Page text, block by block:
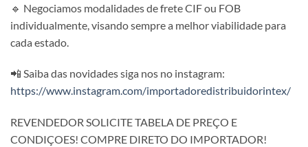
🔹 Negociamos modalidades de frete CIF ou FOB
individualmente, visando sempre a melhor viabilidade para
cada estado.
📲 Saiba das novidades siga nos no instagram:
https://www.instagram.com/importadoredistribuidorintex/
REVENDEDOR SOLICITE TABELA DE PREÇO E
CONDIÇOES! COMPRE DIRETO DO IMPORTADOR!